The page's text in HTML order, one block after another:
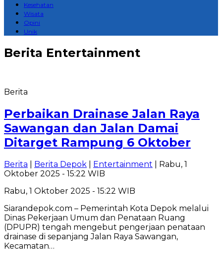
Kesehatan
Wisata
Opini
Unik
Berita Entertainment
Berita
Perbaikan Drainase Jalan Raya
Sawangan dan Jalan Damai
Ditarget Rampung 6 Oktober
Berita Berita Depok Entertainment | Rabu, 1
Oktober 2025 - 15:22 WIB
Rabu, 1 Oktober 2025 - 15:22 WIB
Siarandepok.com – Pemerintah Kota Depok melalui
Dinas Pekerjaan Umum dan Penataan Ruang
(DPUPR) tengah mengebut pengerjaan penataan
drainase di sepanjang Jalan Raya Sawangan,
Kecamatan…